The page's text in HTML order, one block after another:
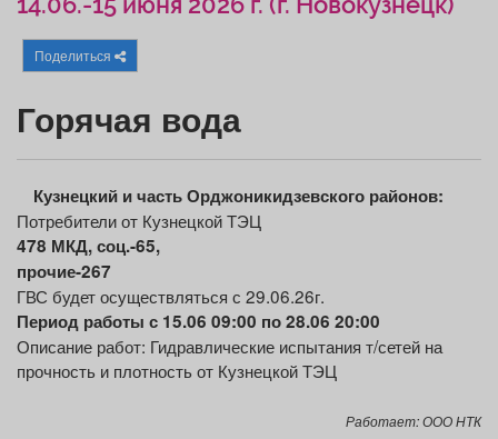
Афиша
Товары Поздравления Погода
ТВ программа Я - пенсионер
Поделиться
Горячая вода
Кузнецкий и часть Орджоникидзевского районов:
Потребители от Кузнецкой ТЭЦ
478 МКД, соц.-65,
прочие-267
ГВС будет осуществляться с 29.06.26г.
Период работы с 15.06 09:00 по 28.06 20:00
Описание работ: Гидравлические испытания т/сетей на
прочность и плотность от Кузнецкой ТЭЦ
Работает: ООО НТК